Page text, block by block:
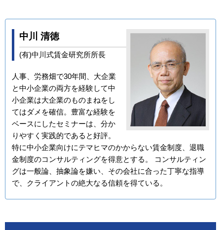
中川 清徳
(有)中川式賃金研究所所長
人事、労務畑で30年間、大企業
と中小企業の両方を経験して中
小企業は大企業のものまねをし
てはダメを確信。豊富な経験を
ベースにしたセミナーは、分か
りやすく実践的であると好評。
特に中小企業向けにテマヒマのかからない賃金制度、退職
金制度のコンサルティングを得意とする。 コンサルティン
グは一般論、抽象論を嫌い、その会社に合った丁寧な指導
で、クライアントの絶大なる信頼を得ている。